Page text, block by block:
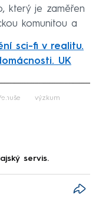
který je zaměřen
komunitou a
sci-fi v realitu.
UK
výzkum
servis.